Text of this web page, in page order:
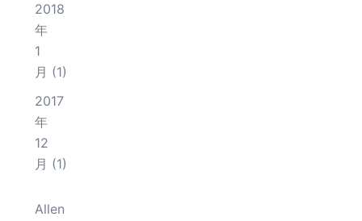
2018
年
1
月 (1)
2017
年
12
月 (1)
Allen